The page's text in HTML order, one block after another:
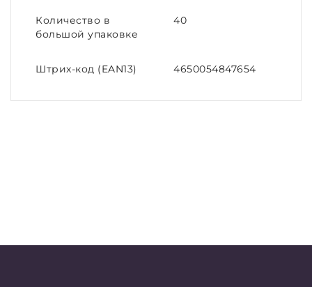
Количество в
большой упаковке
40
Штрих-код (EAN13) 4650054847654